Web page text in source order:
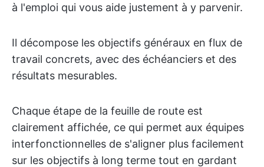
à l'emploi qui vous aide justement à y parvenir.
Il décompose les objectifs généraux en flux de
travail concrets, avec des échéanciers et des
résultats mesurables.
Chaque étape de la feuille de route est
clairement affichée, ce qui permet aux équipes
interfonctionnelles de s'aligner plus facilement
sur les objectifs à long terme tout en gardant